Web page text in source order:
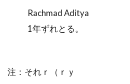
Rachmad Aditya
1年ずれとる。
注：それｒ（ｒｙ